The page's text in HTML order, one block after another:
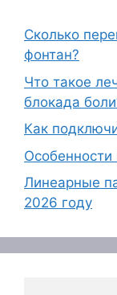
Сколько
фонтан?
Что такое
блокада
Как
Особенности
Линеарные
2026 году